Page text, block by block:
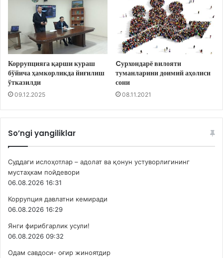
Коррупцияга қарши кураш
бўйича ҳамкорликда йиғилиш
ўтказилди
09.12.2025
Cурхондарё вилояти
туманларини доимий аҳолиси
сони
08.11.2021
So’ngi yangiliklar
Суддаги ислоҳотлар – адолат ва қонун устуворлигининг
мустаҳкам пойдевори
06.08.2026 16:31
Коррупция давлатни кемиради
06.08.2026 16:29
Янги фирибгарлик усули!
06.08.2026 09:32
Одам савдоси- оғир жиноятдир